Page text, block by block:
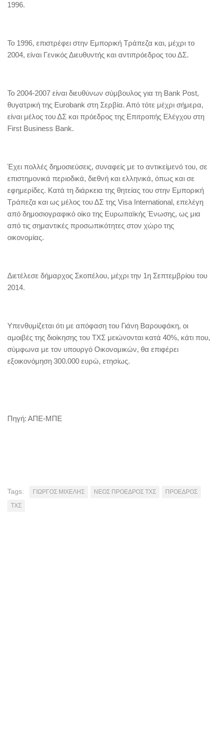
1996.
Το 1996, επιστρέφει στην Εμπορική Τράπεζα και, μέχρι το
2004, είναι Γενικός Διευθυντής και αντιπρόεδρος του ΔΣ.
Το 2004-2007 είναι διευθύνων σύμβουλος για τη Bank Post,
θυγατρική της Eurobank στη Σερβία. Από τότε μέχρι σήμερα,
είναι μέλος του ΔΣ και πρόεδρος της Επιτροπής Ελέγχου στη
First Business Bank.
Έχει πολλές δημοσιεύσεις, συναφείς με το αντικείμενό του, σε
επιστημονικά περιοδικά, διεθνή και ελληνικά, όπως και σε
εφημερίδες. Κατά τη διάρκεια της θητείας του στην Εμπορική
Τράπεζα και ως μέλος του ΔΣ της Visa International, επελέγη
από δημοσιογραφικό οίκο της Ευρωπαϊκής Ένωσης, ως μια
από τις σημαντικές προσωπικότητες στον χώρο της
οικονομίας.
Διετέλεσε δήμαρχος Σκοπέλου, μέχρι την 1η Σεπτεμβρίου του
2014.
Υπενθυμίζεται ότι με απόφαση του Γιάνη Βαρουφάκη, οι
αμοιβές της διοίκησης του ΤΧΣ μειώνονται κατά 40%, κάτι που,
σύμφωνα με τον υπουργό Οικονομικών, θα επιφέρει
εξοικονόμηση 300.000 ευρώ, ετησίως.
Πηγή: ΑΠΕ-ΜΠΕ
Tags: ΓΙΩΡΓΟΣ ΜΙΧΕΛΗΣ ΝΕΟΣ ΠΡΟΕΔΡΟΣ ΤΧΣ
ΠΡΟΕΔΡΟΣ
ΤΧΣ